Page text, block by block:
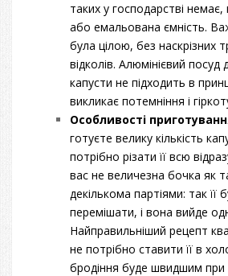
таких у господарстві немає,
або емальована ємність.
була цілою, без наскрізних
відколів. Алюмінієвий
капусти не підходить в
викликає потемніння і
Особливості
готуєте велику кількість
потрібно різати її всю
вас не величезна бочка як
декількома партіями: так її
перемішати, і вона вийде
Найправильніший рецепт
не потрібно ставити її в
бродіння буде швидшим при